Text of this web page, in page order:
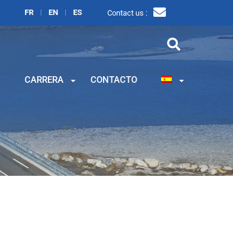
FR EN ES Contact us :
CARRERA CONTACTO